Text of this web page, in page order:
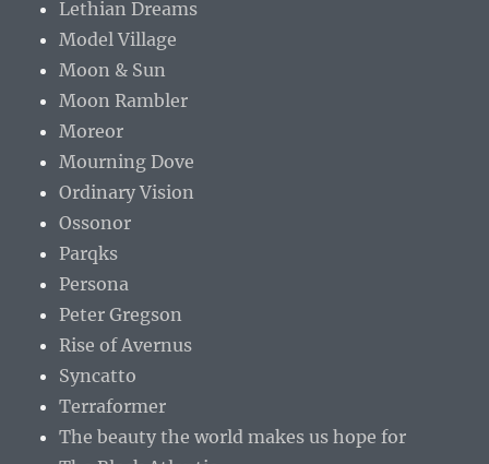
Lethian Dreams
Model Village
Moon & Sun
Moon Rambler
Moreor
Mourning Dove
Ordinary Vision
Ossonor
Parqks
Persona
Peter Gregson
Rise of Avernus
Syncatto
Terraformer
The beauty the world makes us hope for